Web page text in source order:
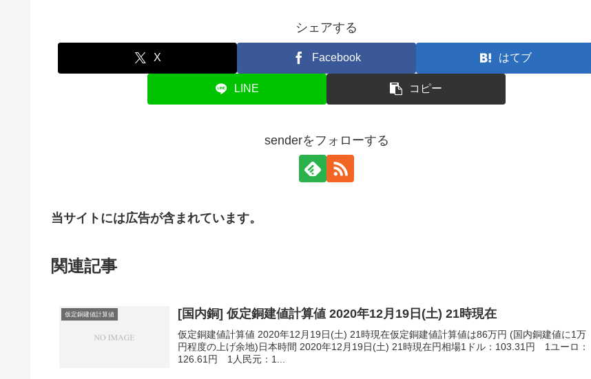
シェアする
X Facebook はてブ
LINE コピー
senderをフォローする
当サイトには広告が含まれています。
関連記事
仮定銅建値計算値 [国内銅] 仮定銅建値計算値 2020年12月19日(土) 21時現在
仮定銅建値計算値 2020年12月19日(土) 21時現在仮定銅建値計算値は86万円 (国内銅建値に1万
円程度の上げ余地)日本時間 2020年12月19日(土) 21時現在円相場1ドル：103.31円 1ユーロ：
126.61円 1人民元：1...